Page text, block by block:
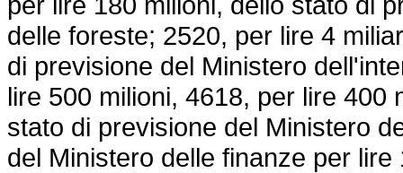
delle foreste; 2520, per lire 4
di previsione del Ministero
lire 500 milioni, 4618, per lire 400
stato di previsione del Ministero
del Ministero delle finanze per lire